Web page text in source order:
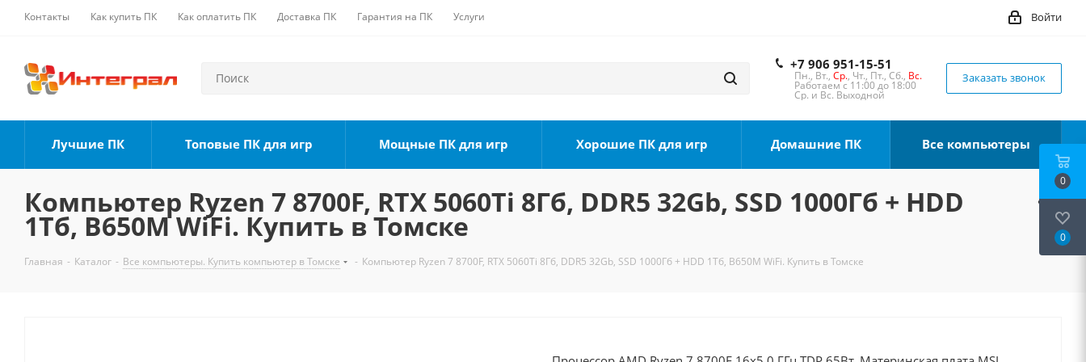
Контакты Как купить ПК Как оплатить ПК Доставка ПК Гарантия на ПК Услуги Войти
+7 906 951-15-51
Пн., Вт., Ср., Чт., Пт., Сб., Вс.
Работаем с 11:00 до 18:00
Ср. и Вс. Выходной
Заказать звонок
Лучшие ПК Топовые ПК для игр Мощные ПК для игр Хорошие ПК для игр Домашние ПК Все компьютеры
Компьютер Ryzen 7 8700F, RTX 5060Ti 8Гб, DDR5 32Gb, SSD 1000Гб + HDD
1Тб, B650M WiFi. Купить в Томске
Главная - Каталог - Все компьютеры. Купить компьютер в Томске - Компьютер Ryzen 7 8700F, RTX 5060Ti 8Гб, DDR5 32Gb, SSD 1000Гб + HDD 1Тб, B650M WiFi. Купить в Томске
0
0